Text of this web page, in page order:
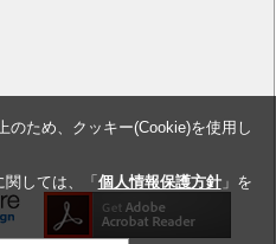
のため、クッキー(Cookie)を使用し
しては、「 個人情報保護方針」を